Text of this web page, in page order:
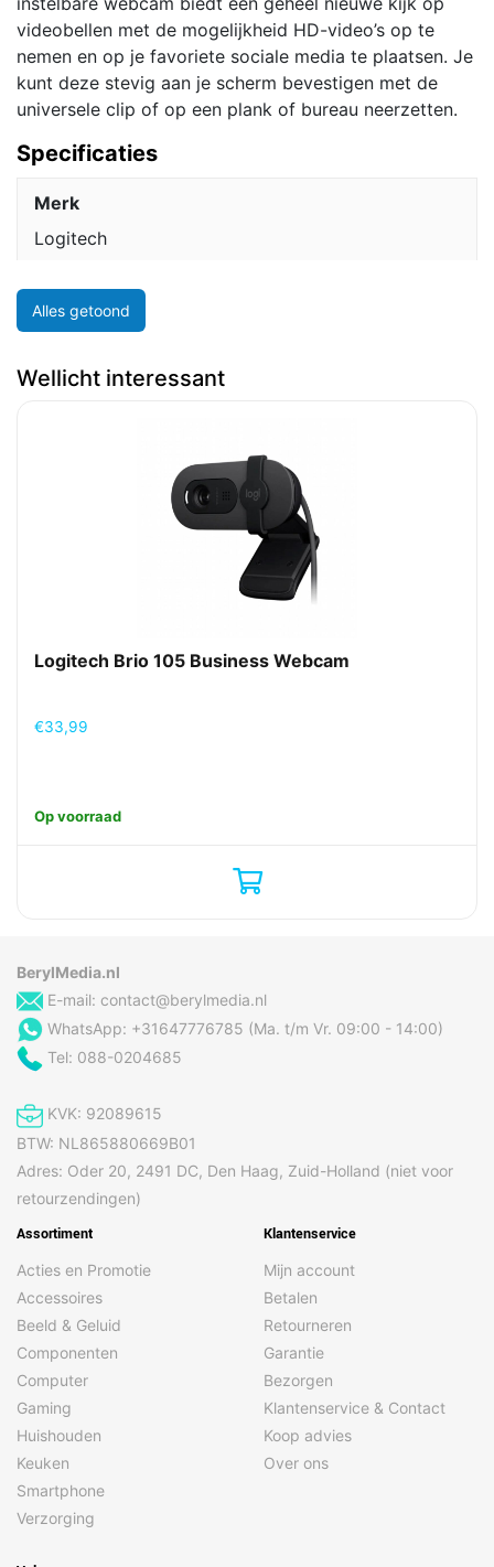
videobellen met de mogelijkheid HD-video’s op te
nemen en op je favoriete sociale media te plaatsen. Je
kunt deze stevig aan je scherm bevestigen met de
universele clip of op een plank of bureau neerzetten.
Specificaties
Merk
Logitech
Alles getoond
Wellicht interessant
Logitech Brio 105 Business Webcam
€33,99
Op voorraad
BerylMedia.nl
E-mail: contact@berylmedia.nl
WhatsApp: +31647776785 (Ma. t/m Vr. 09:00 - 14:00)
Tel: 088-0204685
KVK: 92089615
BTW: NL865880669B01
Adres: Oder 20, 2491 DC, Den Haag, Zuid-Holland (niet voor
retourzendingen)
Assortiment
Acties en Promotie
Accessoires
Beeld & Geluid
Componenten
Computer
Gaming
Huishouden
Keuken
Smartphone
Verzorging
Klantenservice
Mijn account
Betalen
Retourneren
Garantie
Bezorgen
Klantenservice & Contact
Koop advies
Over ons